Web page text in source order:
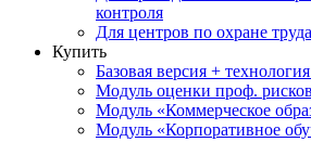
контроля
Для центров по охране труда
Купить
Базовая версия +
Модуль оценки проф. рисков
Модуль «Коммерческое
Модуль «Корпоративное